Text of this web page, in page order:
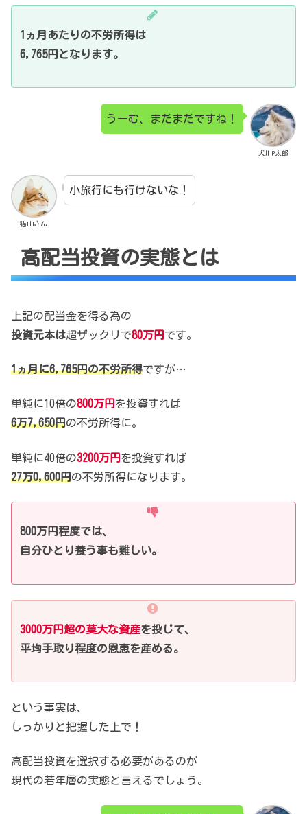
1ヵ月あたりの不労所得は
6,765円となります。
犬川P太郎
うーむ、まだまだですね！
猫山さん
小旅行にも行けないな！
高配当投資の実態とは
上記の配当金を得る為の
投資元本は超ザックリで80万円です。
1ヵ月に6,765円の不労所得ですが…
単純に10倍の800万円 を投資すれば
6万7,650円の不労所得に。
単純に40倍の3200万円 を投資すれば
27万0,600円の不労所得になります。
800万円程度では、
自分ひとり養う事も難しい。
3000万円超の莫大な資産を投じて、
平均手取り程度の恩恵を産める。
という事実は、
しっかりと把握した上で！
高配当投資を選択する必要があるのが
現代の若年層の実態と言えるでしょう。